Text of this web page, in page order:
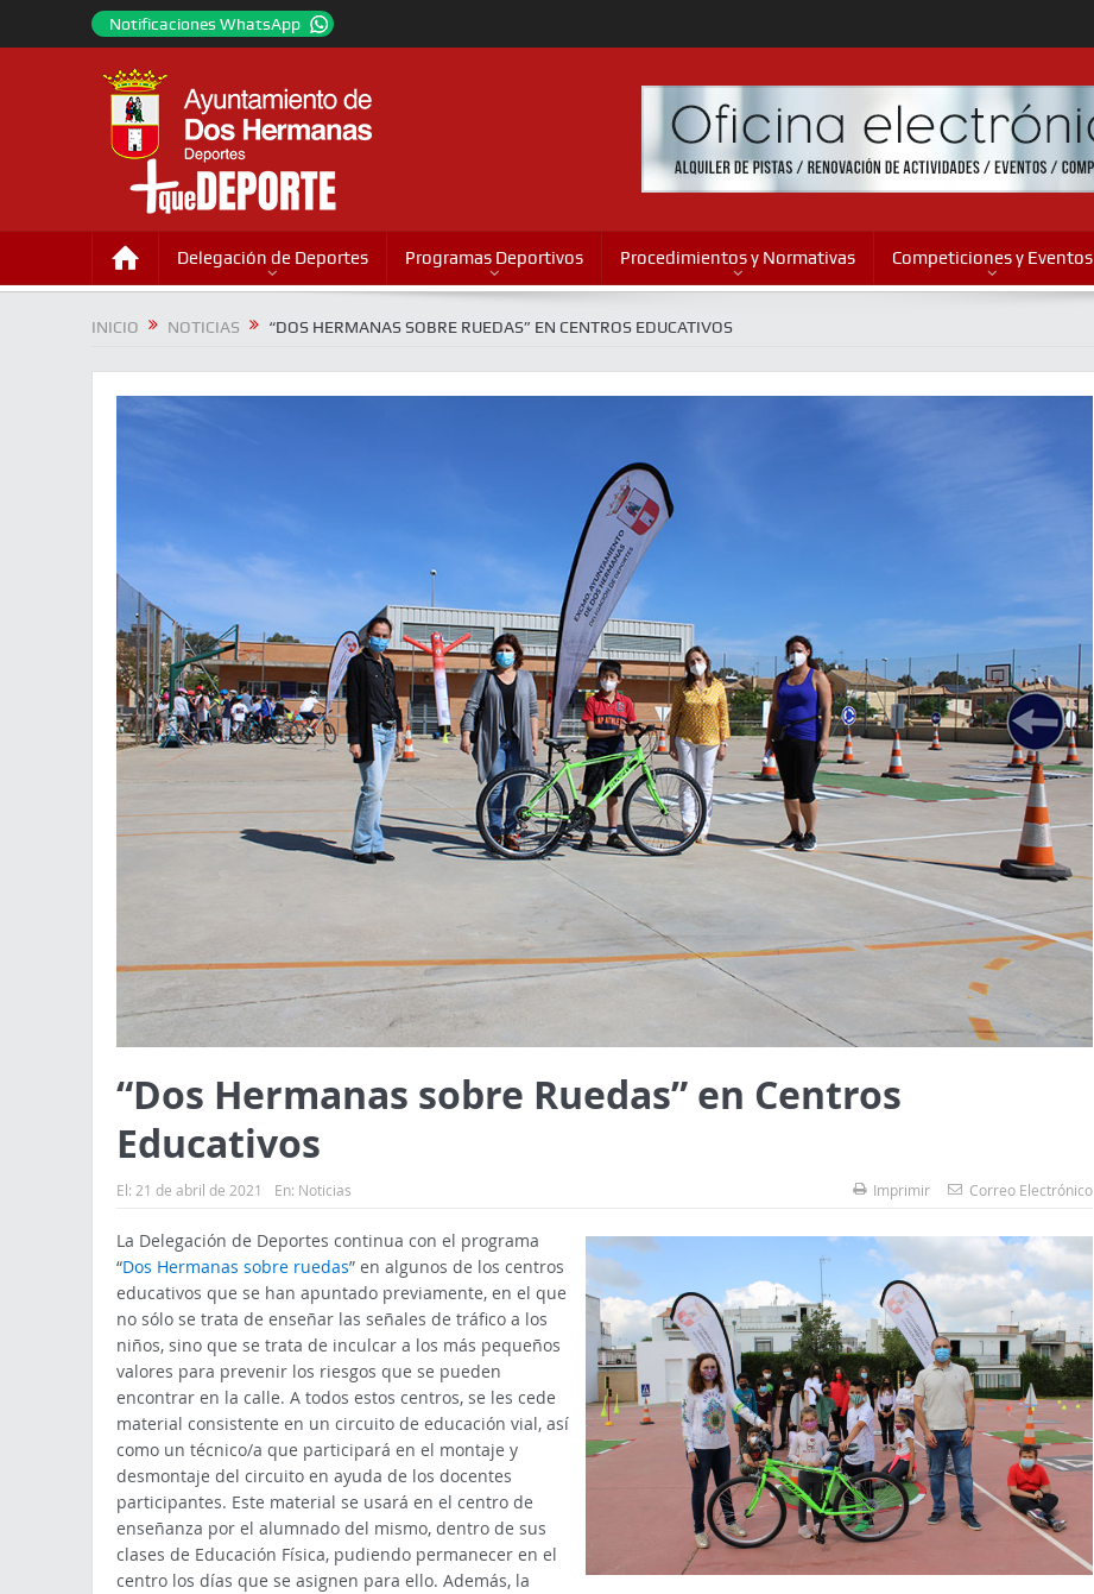
Notificaciones WhatsApp
Delegación de Deportes Programas Deportivos Procedimientos y Normativas Competiciones y Eventos
INICIO NOTICIAS “DOS HERMANAS SOBRE RUEDAS” EN CENTROS EDUCATIVOS
“Dos Hermanas sobre Ruedas” en Centros
Educativos
El: 21 de abril de 2021 En: Noticias Imprimir Correo Electrónico
La Delegación de Deportes continua con el programa
“Dos Hermanas sobre ruedas” en algunos de los centros
educativos que se han apuntado previamente, en el que
no sólo se trata de enseñar las señales de tráfico a los
niños, sino que se trata de inculcar a los más pequeños
valores para prevenir los riesgos que se pueden
encontrar en la calle. A todos estos centros, se les cede
material consistente en un circuito de educación vial, así
como un técnico/a que participará en el montaje y
desmontaje del circuito en ayuda de los docentes
participantes. Este material se usará en el centro de
enseñanza por el alumnado del mismo, dentro de sus
clases de Educación Física, pudiendo permanecer en el
centro los días que se asignen para ello. Además, la